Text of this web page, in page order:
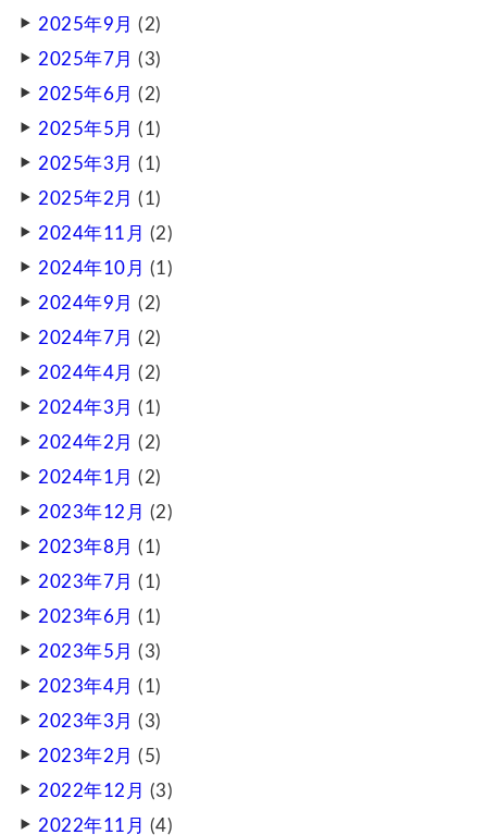
2025年9月 (2)
2025年7月 (3)
2025年6月 (2)
2025年5月 (1)
2025年3月 (1)
2025年2月 (1)
2024年11月 (2)
2024年10月 (1)
2024年9月 (2)
2024年7月 (2)
2024年4月 (2)
2024年3月 (1)
2024年2月 (2)
2024年1月 (2)
2023年12月 (2)
2023年8月 (1)
2023年7月 (1)
2023年6月 (1)
2023年5月 (3)
2023年4月 (1)
2023年3月 (3)
2023年2月 (5)
2022年12月 (3)
2022年11月 (4)